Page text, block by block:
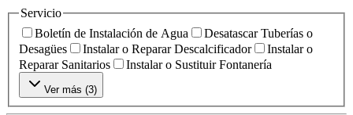
Servicio
Boletín de Instalación de Agua
Desatascar Tuberías o
Desagües
Instalar o Reparar Descalcificador
Instalar o
Reparar Sanitarios
Instalar o Sustituir Fontanería
Ver más (3)